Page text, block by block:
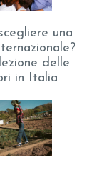
una
delle
in Italia